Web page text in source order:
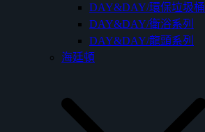
DAY&DAY/環保垃圾桶
DAY&DAY/衛浴系列
DAY&DAY/龍頭系列
海廷頓